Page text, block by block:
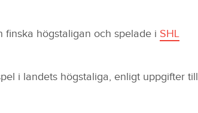
högstaligan och spelade i SHL
i landets högstaliga, enligt uppgifter till